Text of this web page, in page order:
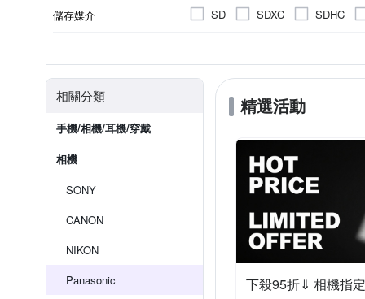
儲存媒介 SD SDXC SDHC
相關分類
手機/相機/耳機/穿戴
相機
SONY
CANON
NIKON
Panasonic
精選活動
下殺95折⇓ 相機指